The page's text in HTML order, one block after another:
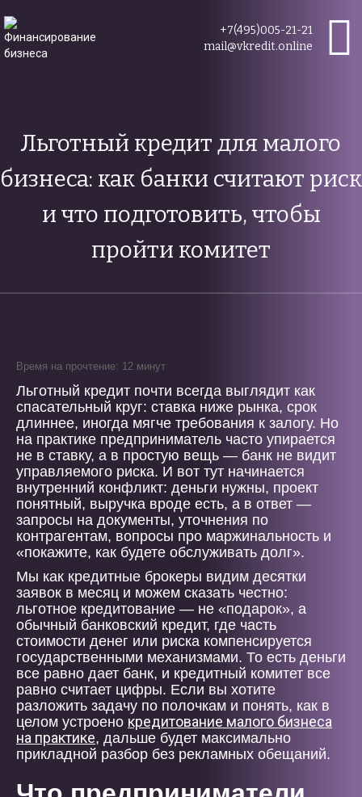
+7(495)005-21-21
mail@vkredit.online
Льготный кредит для малого
бизнеса: как банки считают риск
и что подготовить, чтобы
пройти комитет
Время на прочтение: 12 минут
Льготный кредит почти всегда выглядит как
спасательный круг: ставка ниже рынка, срок
длиннее, иногда мягче требования к залогу. Но
на практике предприниматель часто упирается
не в ставку, а в простую вещь — банк не видит
управляемого риска. И вот тут начинается
внутренний конфликт: деньги нужны, проект
понятный, выручка вроде есть, а в ответ —
запросы на документы, уточнения по
контрагентам, вопросы про маржинальность и
«покажите, как будете обслуживать долг».
Мы как кредитные брокеры видим десятки
заявок в месяц и можем сказать честно:
льготное кредитование — не «подарок», а
обычный банковский кредит, где часть
стоимости денег или риска компенсируется
государственными механизмами. То есть деньги
все равно дает банк, и кредитный комитет все
равно считает цифры. Если вы хотите
разложить задачу по полочкам и понять, как в
целом устроено кредитование малого бизнеса
на практике, дальше будет максимально
прикладной разбор без рекламных обещаний.